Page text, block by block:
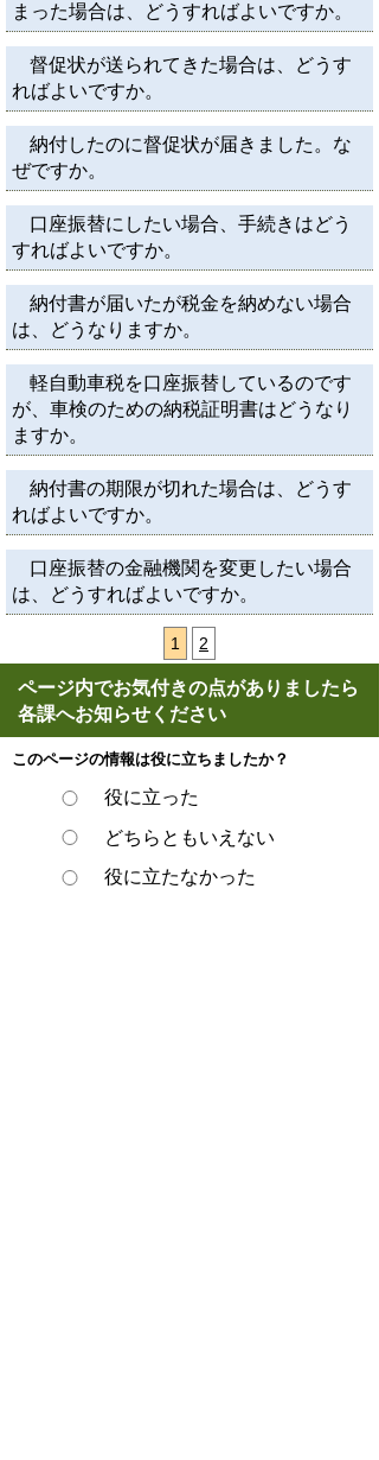
まった場合は、どうすればよいですか。
督促状が送られてきた場合は、どうす
ればよいですか。
納付したのに督促状が届きました。な
ぜですか。
口座振替にしたい場合、手続きはどう
すればよいですか。
納付書が届いたが税金を納めない場合
は、どうなりますか。
軽自動車税を口座振替しているのです
が、車検のための納税証明書はどうなり
ますか。
納付書の期限が切れた場合は、どうす
ればよいですか。
口座振替の金融機関を変更したい場合
は、どうすればよいですか。
1 2
ページ内でお気付きの点がありましたら
各課へお知らせください
このページの情報は役に立ちましたか？
役に立った
どちらともいえない
役に立たなかった